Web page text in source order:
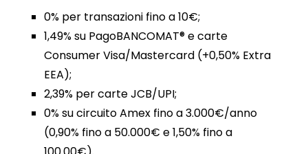
0% per transazioni fino a 10€;
1,49% su PagoBANCOMAT® e carte
Consumer Visa/Mastercard (+0,50% Extra
EEA);
2,39% per carte JCB/UPI;
0% su circuito Amex fino a 3.000€/anno
(0,90% fino a 50.000€ e 1,50% fino a